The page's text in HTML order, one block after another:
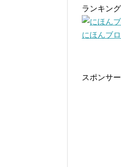
ランキン
にほんブ
スポンサ